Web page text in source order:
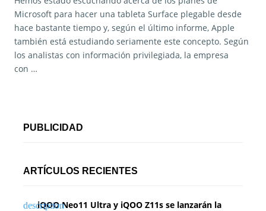
Microsoft para hacer una tableta Surface plegable desde
hace bastante tiempo y, según el último informe, Apple
también está estudiando seriamente este concepto. Según
los analistas con información privilegiada, la empresa
con …
PUBLICIDAD
ARTÍCULOS RECIENTES
iQOO Neo11 Ultra y iQOO Z11s se lanzarán la